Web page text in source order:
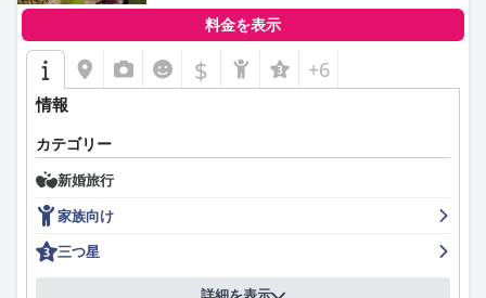
料金を表示
$ +6
情報
カテゴリー
新婚旅行
家族向け
三つ星